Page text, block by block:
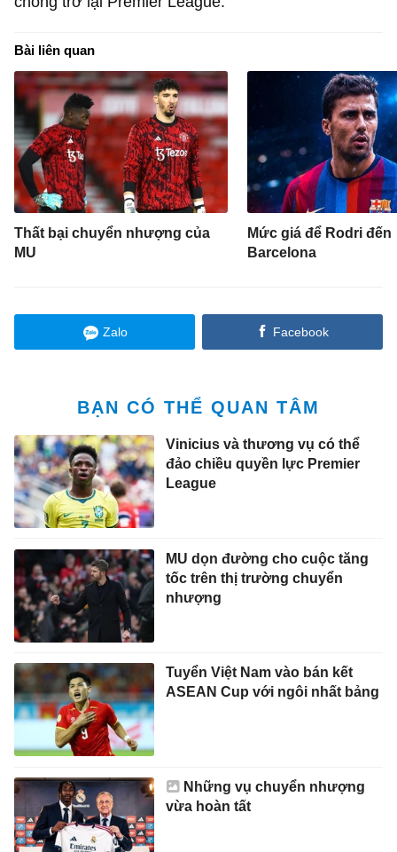
Bài liên quan
Thất bại chuyển nhượng của
MU
Mức giá để Rodri đến
Barcelona
Zalo Facebook
BẠN CÓ THỂ QUAN TÂM
Vinicius và thương vụ có thể
đảo chiều quyền lực Premier
League
MU dọn đường cho cuộc tăng
tốc trên thị trường chuyển
nhượng
Tuyển Việt Nam vào bán kết
ASEAN Cup với ngôi nhất bảng
Những vụ chuyển nhượng
vừa hoàn tất